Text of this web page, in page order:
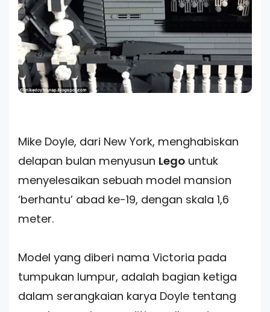
Mike Doyle, dari New York, menghabiskan
delapan bulan menyusun Lego untuk
menyelesaikan sebuah model mansion
‘berhantu’ abad ke-19, dengan skala 1,6
meter.
Model yang diberi nama Victoria pada
tumpukan lumpur, adalah bagian ketiga
dalam serangkaian karya Doyle tentang